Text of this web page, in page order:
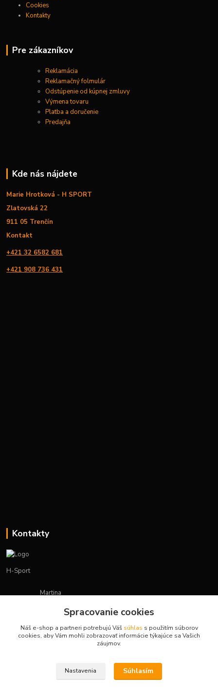
Cookies
Kontakty
Pre zákazníkov
Reklamácia
Reklamačný folmulár
Odstúpenie od kúpnej zmluvy
Výmena tovaru
Platba a doručenie
Predajňa
Kde nás nájdete
Marie Hrotková - H SPORT
Zlatovská 22
911 05 Trenčín
Kontakt
+421 32 6582 681
+421 908 736 431
Kontakty
H-Sport
Martina
(Po-Pia, 7-15 hod.)
obchod.hsport@gmail.com
Spracovanie cookies
Náš e-shop a partneri potrebujú Váš súhlas s použitím súborov
cookies, aby Vám mohli zobrazovať informácie týkajúce sa Vašich
záujmov.
Nastavenia Súhlasím